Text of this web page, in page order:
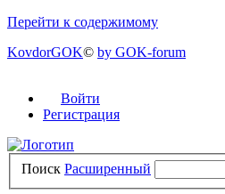
Перейти к содержимому
KovdorGOK© by GOK-forum
Войти
Регистрация
Поиск Расширенный